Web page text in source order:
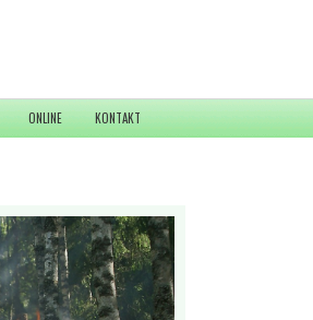
ONLINE KONTAKT